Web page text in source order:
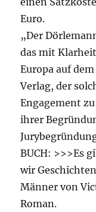
Euro.
„Der
das mit
Europa auf
Verlag, der
Engagement
ihrer
BUCH: >>>Es
wir
Männer von
Roman.